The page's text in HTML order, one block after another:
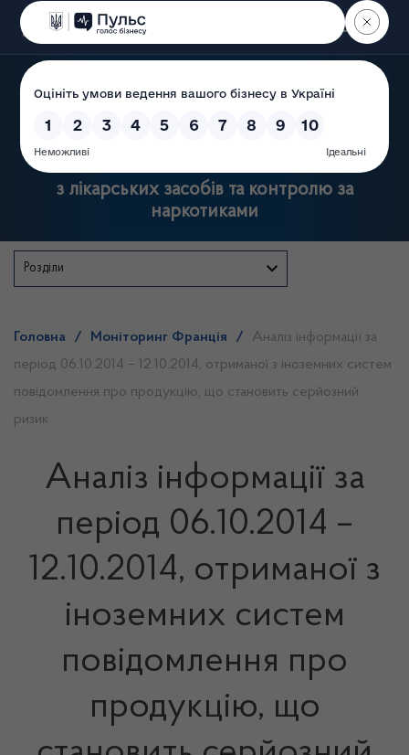
Пошук
Державна служба України
з лікарських засобів та контролю за
наркотиками
Розділи
Головна / Моніторинг Франція /
Аналіз інформації за
період 06.10.2014 – 12.10.2014, отриманої з іноземних систем
повідомлення про продукцію, що становить серйозний
ризик
Аналіз інформації за
період 06.10.2014 –
12.10.2014, отриманої з
іноземних систем
повідомлення про
продукцію, що